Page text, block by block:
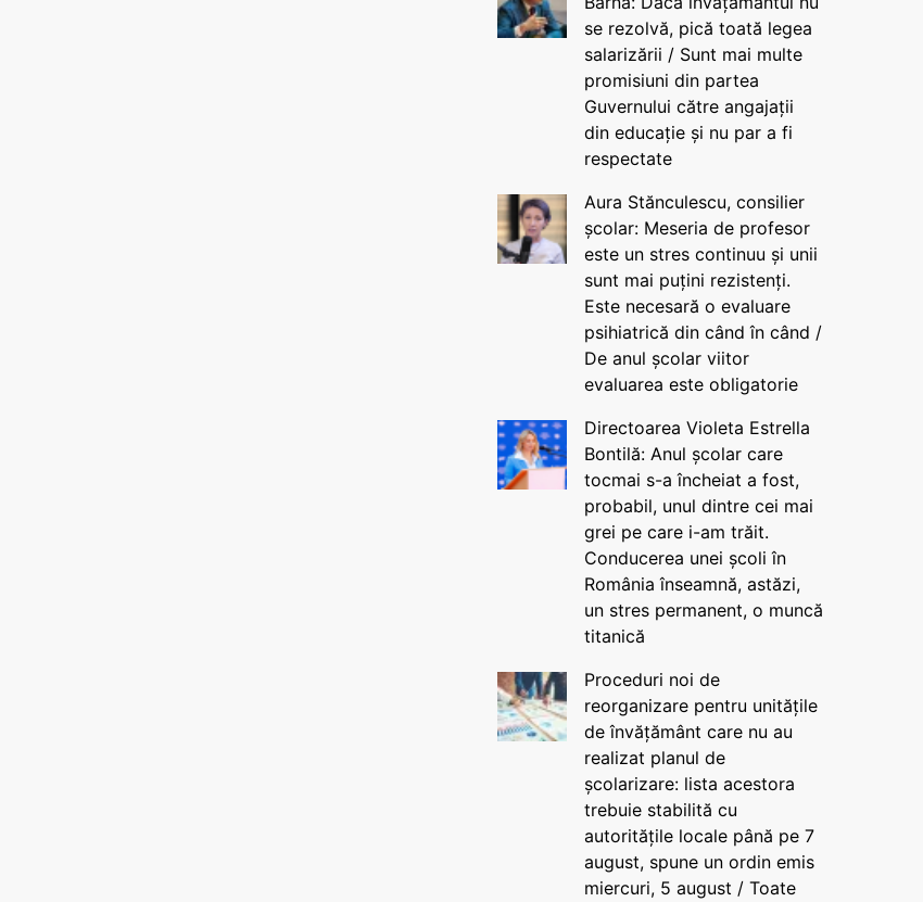
se rezolvă, pică toată legea
salarizării / Sunt mai multe
promisiuni din partea
Guvernului către angajații
din educație și nu par a fi
respectate
Aura Stănculescu, consilier
școlar: Meseria de profesor
este un stres continuu și unii
sunt mai puțini rezistenți.
Este necesară o evaluare
psihiatrică din când în când /
De anul școlar viitor
evaluarea este obligatorie
Directoarea Violeta Estrella
Bontilă: Anul școlar care
tocmai s-a încheiat a fost,
probabil, unul dintre cei mai
grei pe care i-am trăit.
Conducerea unei școli în
România înseamnă, astăzi,
un stres permanent, o muncă
titanică
Proceduri noi de
reorganizare pentru unitățile
de învățământ care nu au
realizat planul de
școlarizare: lista acestora
trebuie stabilită cu
autoritățile locale până pe 7
august, spune un ordin emis
miercuri, 5 august / Toate